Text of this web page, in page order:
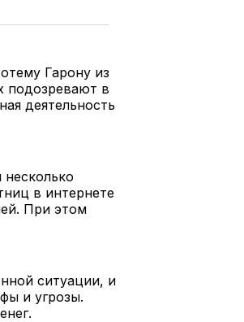
Гарону из
подозревают в
деятельность
в интернете
При этом
ситуации, и
и угрозы.